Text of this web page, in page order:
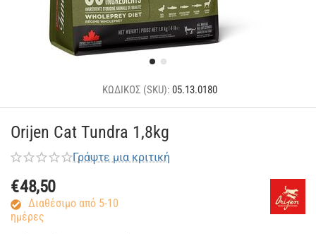
ΚΩΔΙΚΟΣ (SKU): 05.13.0180
Orijen Cat Tundra 1,8kg
Γράψτε μια κριτική
€48,50
Διαθέσιμο από 5-10
ημέρες